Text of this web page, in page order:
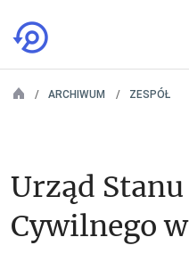
ARCHIWUM ZESPÓŁ
Urząd Stanu
Cywilnego w